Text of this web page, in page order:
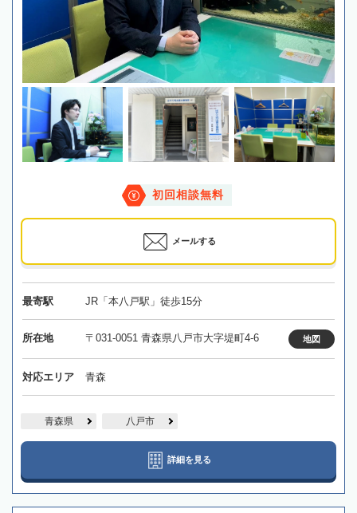
初回相談無料
メールする
最寄駅 JR「本八戸駅」徒歩15分
所在地 〒031-0051 青森県八戸市大字堤町4-6 地図
対応エリア 青森
青森県 八戸市
詳細を見る